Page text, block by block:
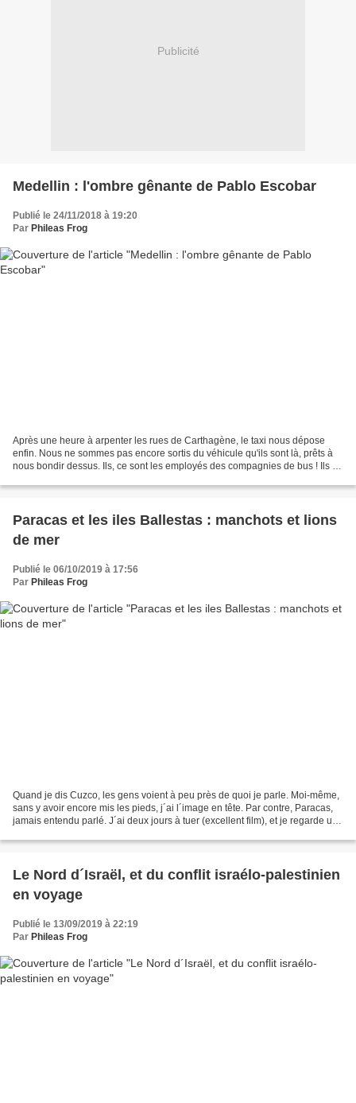
Publicité
Medellin : l'ombre gênante de Pablo Escobar
Publié le 24/11/2018 à 19:20
Par Phileas Frog
Après une heure à arpenter les rues de Carthagène, le taxi nous dépose
enfin. Nous ne sommes pas encore sortis du véhicule qu'ils sont là, prêts à
nous bondir dessus. Ils, ce sont les employés des compagnies de bus ! Ils se
Paracas et les iles Ballestas : manchots et lions
de mer
Publié le 06/10/2019 à 17:56
Par Phileas Frog
Quand je dis Cuzco, les gens voient à peu près de quoi je parle. Moi-même,
sans y avoir encore mis les pieds, j´ai l´image en tête. Par contre, Paracas,
jamais entendu parlé. J´ai deux jours à tuer (excellent film), et je regarde une
Le Nord d´Israël, et du conflit israélo-palestinien
en voyage
Publié le 13/09/2019 à 22:19
Par Phileas Frog